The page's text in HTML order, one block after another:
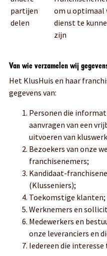
partijen
delen
om u optimaal
dienst te
zijn
Van wie verzamelen wij
Het KlusHuis en haar
gegevens van:
Personen die
aanvragen van een
uitvoeren van
Bezoekers van onze
franchisenemers;
Kandidaat-
(Klusseniers);
Toekomstige klanten;
Werknemers en
Medewerkers en
onze leveranciers en
Iedereen die